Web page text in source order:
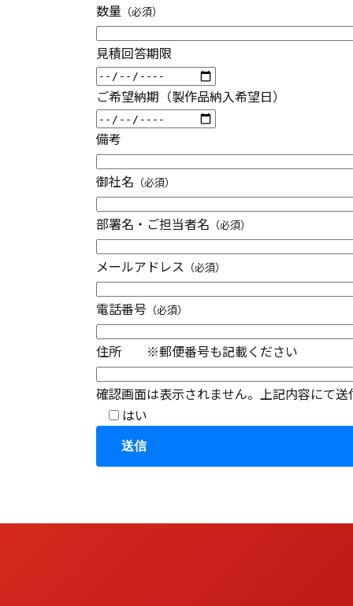
数量 （必須）
見積回答期限
ご希望納期（製作品納入希望日）
備考
御社名 （必須）
部署名・ご担当者名 （必須）
メールアドレス （必須）
電話番号 （必須）
住所 ※郵便番号も記載ください
確認画面は表示されません。上記内容にて
はい